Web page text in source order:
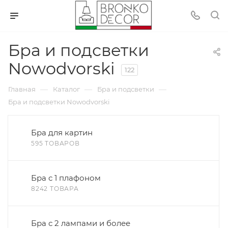
Бра и подсветки
Nowodvorski
122
Главная — Каталог — Бра и подсветки —
Бра и подсветки Nowodvorski
Бра для картин
595 ТОВАРОВ
Бра с 1 плафоном
8242 ТОВАРА
Бра с 2 лампами и более